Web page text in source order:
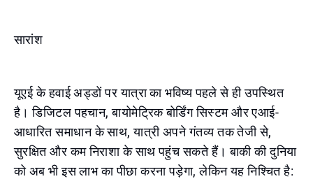
सारांश
यूएई के हवाई अड्डों पर यात्रा का भविष्य पहले से ही उपस्थित
है। डिजिटल पहचान, बायोमेट्रिक बोर्डिंग सिस्टम और एआई-
आधारित समाधान के साथ, यात्री अपने गंतव्य तक तेजी से,
सुरक्षित और कम निराशा के साथ पहुंच सकते हैं। बाकी की दुनिया
को अब भी इस लाभ का पीछा करना पड़ेगा, लेकिन यह निश्चित है: